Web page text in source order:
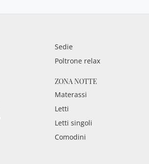
Sedie
Poltrone relax
ZONA NOTTE
Materassi
Letti
Letti singoli
Comodini